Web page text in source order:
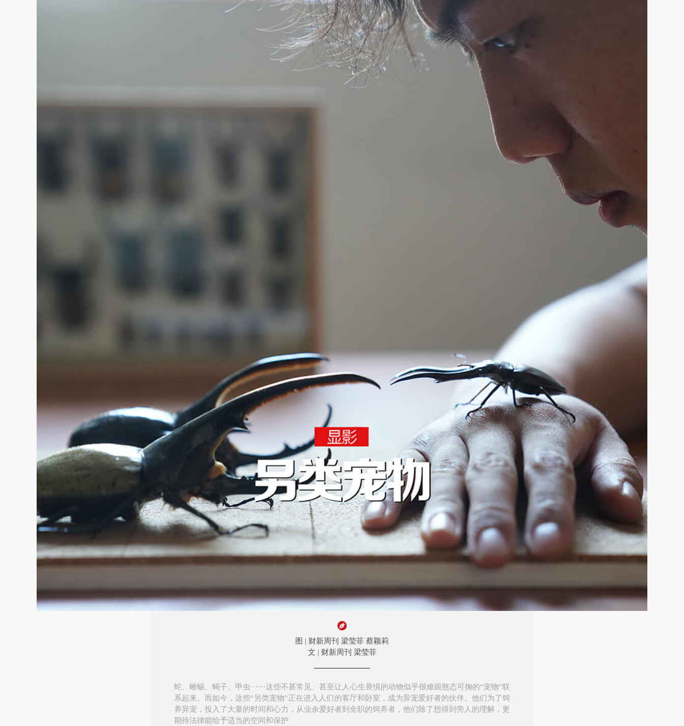
图 | 财新周刊 梁莹菲 蔡颖莉
文 | 财新周刊 梁莹菲
蛇、蜥蜴、蝎子、甲虫······这些不甚常见、甚至让人心生畏惧的动物似乎很难跟憨态可掬的“宠物”联
系起来。而如今，这些“另类宠物”正在进入人们的客厅和卧室，成为异宠爱好者的伙伴。他们为了饲
养异宠，投入了大量的时间和心力，从业余爱好者到全职的饲养者，他们除了想得到旁人的理解，更
期待法律能给予适当的空间和保护